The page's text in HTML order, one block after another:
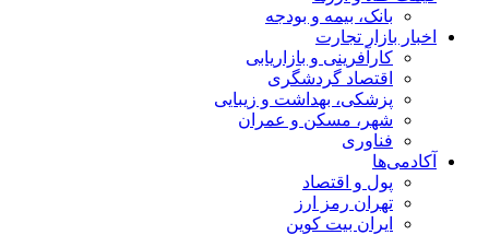
بانک، بیمه و بودجه
اخبار بازار تجارت
کارآفرینی و بازاریابی
اقتصاد گردشگری
پزشکی، بهداشت و زیبایی
شهر، مسکن و عمران
فناوری
آکادمی‌ها
پول و اقتصاد
تهران رمز ارز
ایران بیت کوین